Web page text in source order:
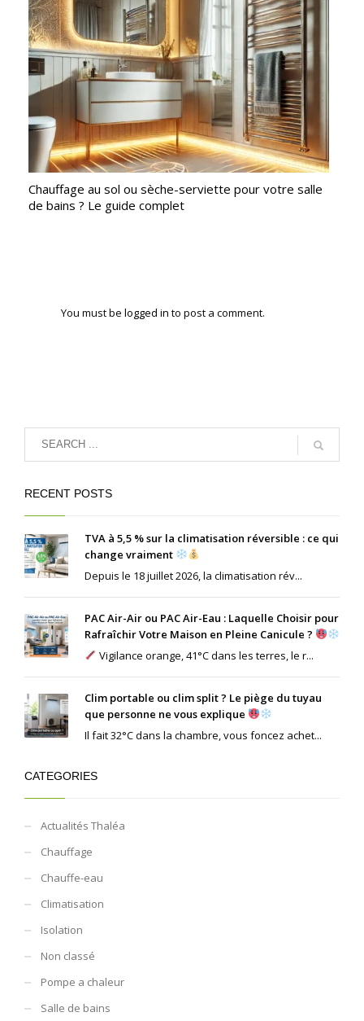
Chauffage au sol ou sèche-serviette pour votre salle
de bains ? Le guide complet
You must be logged in to post a comment.
RECENT POSTS
TVA à 5,5 % sur la climatisation réversible : ce qui
change vraiment
Depuis le 18 juillet 2026, la climatisation rév...
PAC Air-Air ou PAC Air-Eau : Laquelle Choisir pour
Rafraîchir Votre Maison en Pleine Canicule ?
Vigilance orange, 41°C dans les terres, le r...
Clim portable ou clim split ? Le piège du tuyau
que personne ne vous explique
Il fait 32°C dans la chambre, vous foncez achet...
CATEGORIES
Actualités Thaléa
Chauffage
Chauffe-eau
Climatisation
Isolation
Non classé
Pompe a chaleur
Salle de bains